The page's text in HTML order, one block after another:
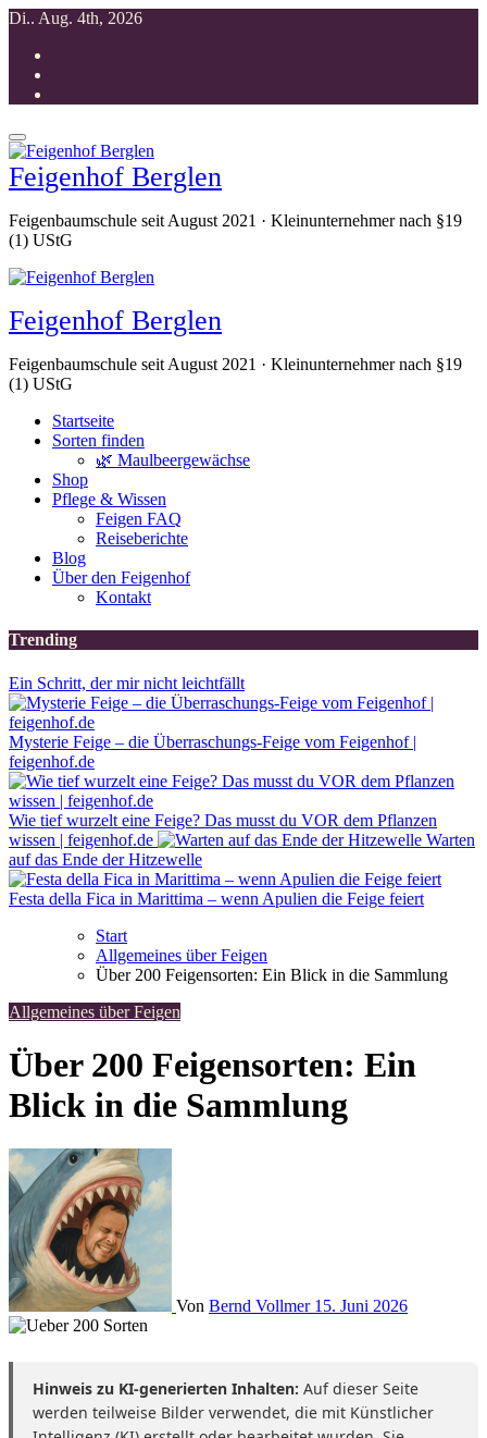
Zum
springen
Di.. Aug. 4th, 2026
Feigenhof Berglen
Feigenbaumschule seit August 2021 · Kleinunternehmer nach §19
(1) UStG
Feigenhof Berglen
Feigenbaumschule seit August 2021 · Kleinunternehmer nach §19
(1) UStG
Startseite
Sorten finden
🌿 Maulbeergewächse
Shop
Pflege & Wissen
Feigen FAQ
Reiseberichte
Blog
Über den Feigenhof
Kontakt
Trending
Ein Schritt, der mir nicht leichtfällt
Mysterie Feige – die Überraschungs-Feige vom Feigenhof |
feigenhof.de
Wie tief wurzelt eine Feige? Das musst du VOR dem Pflanzen
wissen | feigenhof.de
Warten
auf das Ende der Hitzewelle
Festa della Fica in Marittima – wenn Apulien die Feige feiert
Start
Allgemeines über Feigen
Über 200 Feigensorten: Ein Blick in die Sammlung
Allgemeines über Feigen
Über 200 Feigensorten: Ein
Blick in die Sammlung
Von Bernd Vollmer 15. Juni 2026
Hinweis zu KI-generierten Inhalten: Auf dieser Seite
werden teilweise Bilder verwendet, die mit Künstlicher